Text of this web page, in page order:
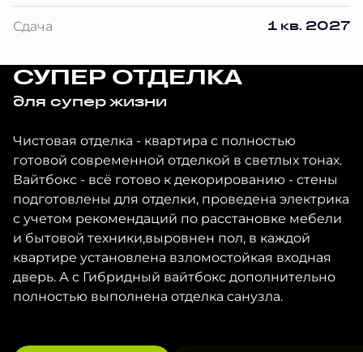
Сдача 1 кв. 2027
СУПЕР ОТДЕЛКА
для супер жизни
Чистовая отделка - квартира с полностью
готовой современной отделкой в светлых тонах.
Вайтбокс - всё готово к декорированию - стены
подготовлены для отделки, проведена электрика
с учетом рекомендаций по расстановке мебели
и бытовой техники,выровнен пол, в каждой
квартире установлена взломостойкая входная
дверь. А с Гибридный вайтбокс дополнительно
полностью выполнена отделка санузла.